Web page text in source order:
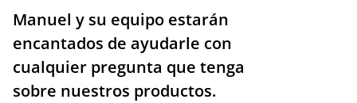
Manuel y su equipo estarán
encantados de ayudarle con
cualquier pregunta que tenga
sobre nuestros productos.